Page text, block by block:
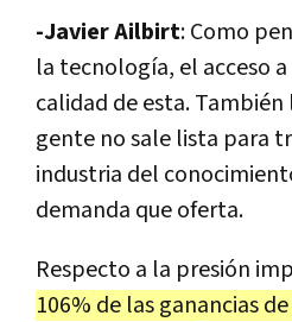
-Javier Ailbirt: Como
la tecnología, el acceso
calidad de esta.
gente no sale lista para
industria del
demanda que oferta.
Respecto a la presión
106% de las ganancias